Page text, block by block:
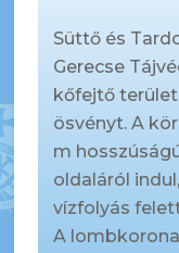
Süttő és
Gerecse
kőfejtő
ösvényt. A
m
oldaláról
vízfolyás
A